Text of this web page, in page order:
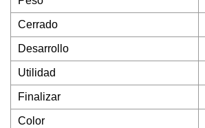
Cerrado
Desarrollo
Utilidad
Finalizar
Color